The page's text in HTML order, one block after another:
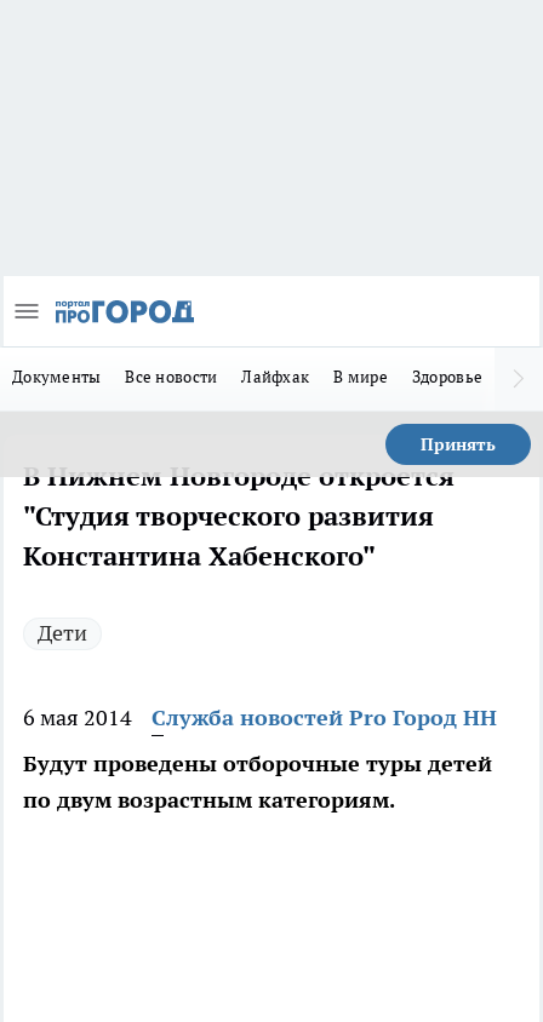
Документы Все новости Лайфхак В мире Здоровье
Принять
В Нижнем Новгороде откроется
"Студия творческого развития
Константина Хабенского"
Дети
6 мая 2014
Служба новостей Pro Город НН
Будут проведены отборочные туры детей
по двум возрастным категориям.